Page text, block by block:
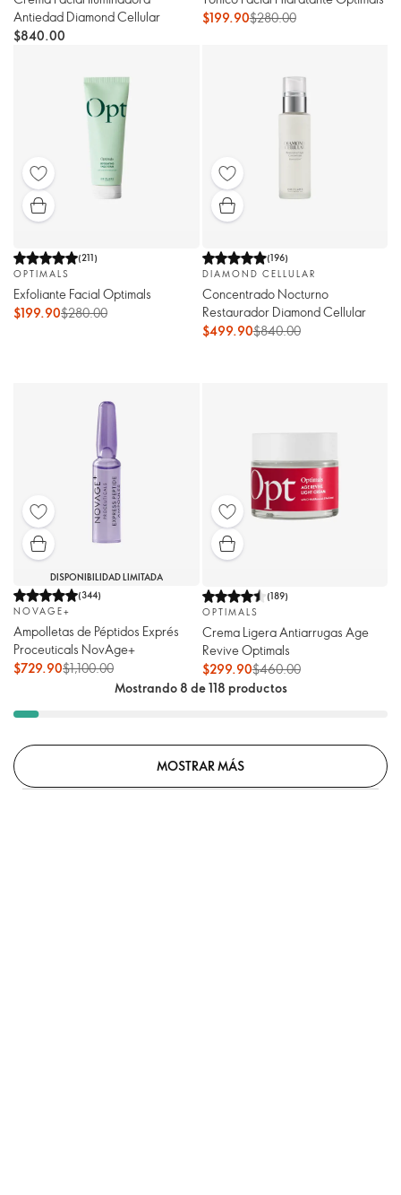
Antiedad Diamond Cellular
$840.00
$199.90$280.00
(211)
OPTIMALS
Exfoliante Facial Optimals
$199.90$280.00
(196)
DIAMOND CELLULAR
Concentrado Nocturno
Restaurador Diamond Cellular
$499.90$840.00
DISPONIBILIDAD LIMITADA
(344)
NOVAGE+
Ampolletas de Péptidos Exprés
Proceuticals NovAge+
$729.90$1,100.00
(189)
OPTIMALS
Crema Ligera Antiarrugas Age
Revive Optimals
$299.90$460.00
Mostrando 8 de 118 productos
MOSTRAR MÁS